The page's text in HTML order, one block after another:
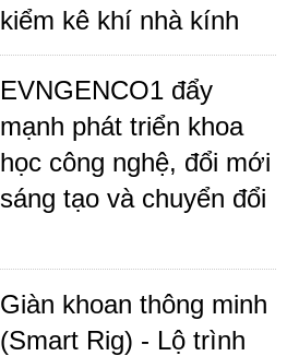
kiểm kê khí nhà kính
EVNGENCO1 đẩy
mạnh phát triển khoa
học công nghệ, đổi mới
sáng tạo và chuyển đổi
Giàn khoan thông minh
(Smart Rig) - Lộ trình